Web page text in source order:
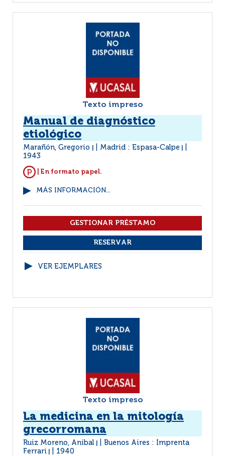
Texto impreso
Manual de diagnóstico
etiológico
Marañón, Gregorio Madrid : Espasa-Calpe
1943
| En formato papel.
MÁS INFORMACIÓN...
VER EJEMPLARES
Texto impreso
La medicina en la mitología
grecorromana
Ruiz Moreno, Anibal
Buenos Aires : Imprenta
Ferrari
1940